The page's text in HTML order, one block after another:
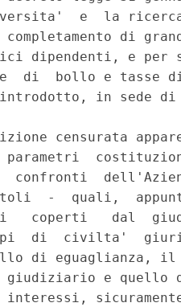
e  la
di
dipendenti, e per
di  bollo e tasse di
in sede di
censurata
-  quali,
coperti   dal
di  civilta'
di
giudiziario e quello
sicuramente